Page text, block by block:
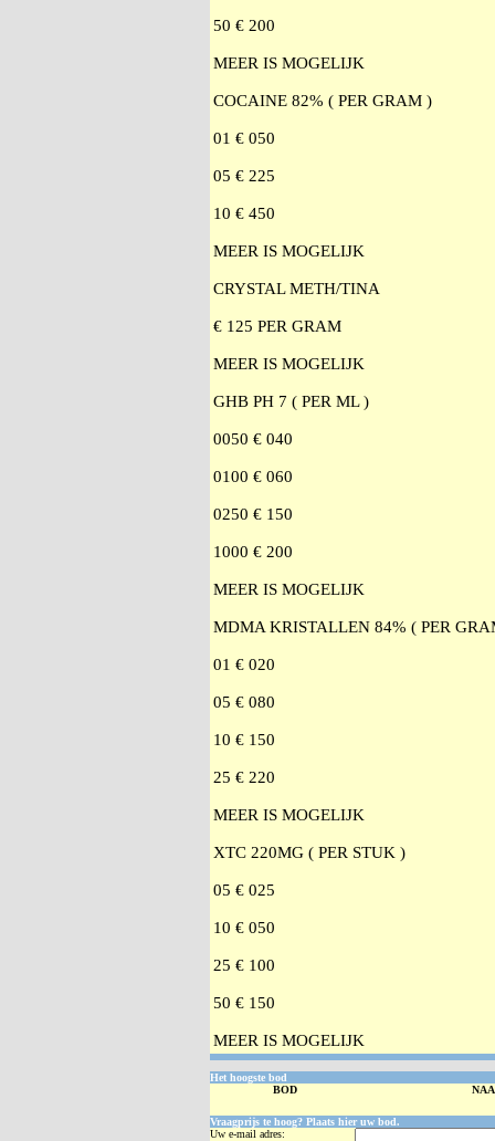
50 € 200
MEER IS MOGELIJK
COCAINE 82% ( PER GRAM )
01 € 050
05 € 225
10 € 450
MEER IS MOGELIJK
CRYSTAL METH/TINA
€ 125 PER GRAM
MEER IS MOGELIJK
GHB PH 7 ( PER ML )
0050 € 040
0100 € 060
0250 € 150
1000 € 200
MEER IS MOGELIJK
MDMA KRISTALLEN 84% ( PER
01 € 020
05 € 080
10 € 150
25 € 220
MEER IS MOGELIJK
XTC 220MG ( PER STUK )
05 € 025
10 € 050
25 € 100
50 € 150
MEER IS MOGELIJK
Het hoogste bod
BOD
Vraagprijs te hoog? Plaats hier uw bod.
Uw e-mail adres: